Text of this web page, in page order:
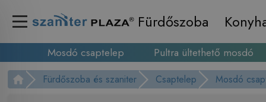
Fürdőszoba
Mosdó csaptelep Pultra ültethető mosdó
Fürdőszoba és szaniter Csaptelep Mosdó